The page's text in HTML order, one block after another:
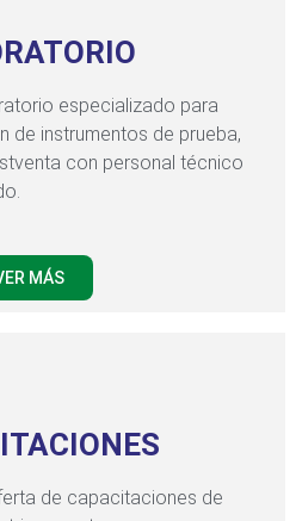
especializado para
de instrumentos de prueba,
con personal técnico
MÁS
de capacitaciones de